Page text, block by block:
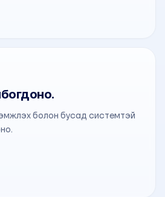
болон бусад системтэй